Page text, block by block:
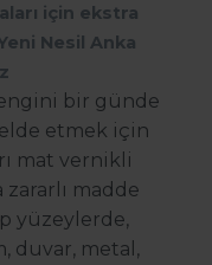
için ekstra
Nesil Anka
bir günde
etmek için
mat vernikli
zararlı madde
yüzeylerde,
duvar, metal,